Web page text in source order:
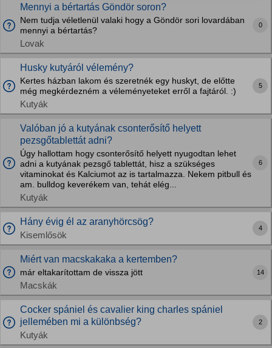
Mennyi a bértartás Göndör soron?
Nem tudja véletlenül valaki hogy a Göndör sori lovardában
mennyi a bértartás?
Lovak
0
Husky kutyáról vélemény?
Kertes házban lakom és szeretnék egy huskyt, de előtte
még megkérdezném a véleményeteket erről a fajtáról. :)
Kutyák
5
Valóban jó a kutyának csonterősítő helyett
pezsgőtablettát adni?
Úgy hallottam hogy csonterősítő helyett nyugodtan lehet
adni a kutyának pezsgő tablettát, hisz a szükséges
vitaminokat és Kalciumot az is tartalmazza. Nekem pitbull és
am. bulldog keverékem van, tehát elég...
Kutyák
6
Hány évig él az aranyhörcsög?
Kisemlősök
4
Miért van macskakaka a kertemben?
már eltakarítottam de vissza jött
Macskák
14
Cocker spániel és cavalier king charles spániel
jellemében mi a különbség?
Kutyák
2